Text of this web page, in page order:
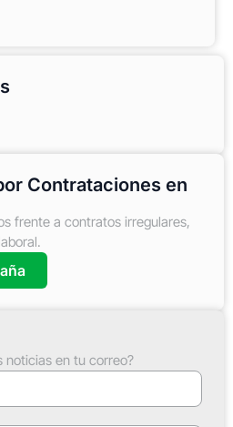
Contrataciones en
frente a contratos irregulares,
noticias en tu correo?